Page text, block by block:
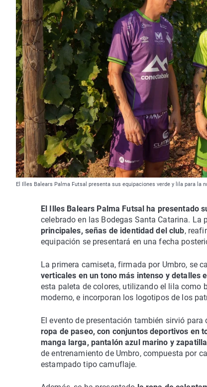
El Illes Balears Palma Futsal presenta sus equipaciones verde y lila para la
El Illes Balears Palma Futsal ha presentado
celebrado en las Bodegas Santa Catarina.
principales, señas de identidad del club,
equipación se presentará en una fecha
La primera camiseta, firmada por Umbro, se
verticales en un tono más intenso y detalles
esta paleta de colores, utilizando el lila como
moderno, e incorporan los logotipos de los
El evento de presentación también sirvió
ropa de paseo, con conjuntos deportivos en
manga larga, pantalón azul marino y
de entrenamiento de Umbro, compuesta por
estampado tipo camuflaje.